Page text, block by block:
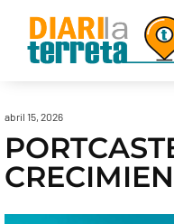
abril 15, 2026